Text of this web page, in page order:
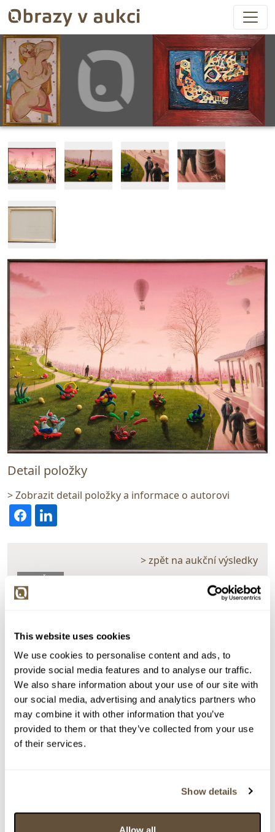
This website uses cookies
We use cookies to personalise content and ads, to
provide social media features and to analyse our traffic.
We also share information about your use of our site with
our social media, advertising and analytics partners who
may combine it with other information that you’ve
provided to them or that they’ve collected from your use
of their services.
Show details
Detail položky
> Zobrazit detail položky a informace o autorovi
> zpět na aukční výsledky
VYDRAŽENO
J.S.
Dražba ukončena:
Vyvolávací cena:
1 000 Kč
vydraženo za:
20 000 Kč
Zpět na aukční výsledky